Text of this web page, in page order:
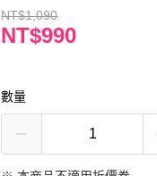
NT$1,090
NT$990
數量